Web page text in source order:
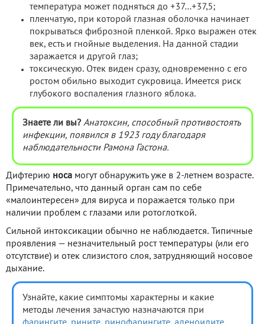
температура может подняться до +37…+37,5;
пленчатую, при которой глазная оболочка начинает
покрываться фиброзной пленкой. Ярко выражен отек
век, есть и гнойные выделения. На данной стадии
заражается и другой глаз;
токсическую. Отек виден сразу, одновременно с его
ростом обильно выходит сукровица. Имеется риск
глубокого воспаления глазного яблока.
Знаете ли вы? Анатоксин, способный противостоять
инфекции, появился в 1923 году благодаря
наблюдательности Рамона Гастона.
Дифтерию носа могут обнаружить уже в 2-летнем возрасте.
Примечательно, что данный орган сам по себе
«малоинтересен» для вируса и поражается только при
наличии проблем с глазами или ротоглоткой.
Сильной интоксикации обычно не наблюдается. Типичные
проявления — незначительный рост температуры (или его
отсутствие) и отек слизистого слоя, затрудняющий носовое
дыхание.
Узнайте, какие симптомы характерны и какие
методы лечения зачастую назначаются при